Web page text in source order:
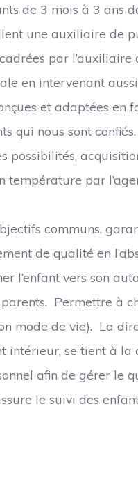
de 3 mois à 3 ans
une auxiliaire
par
en intervenant
et adaptées
qui nous sont
par
communs,
de qualité en
l’enfant vers son
Permettre à
mode de vie). La
intérieur, se tient à
afin de gérer le
le suivi des